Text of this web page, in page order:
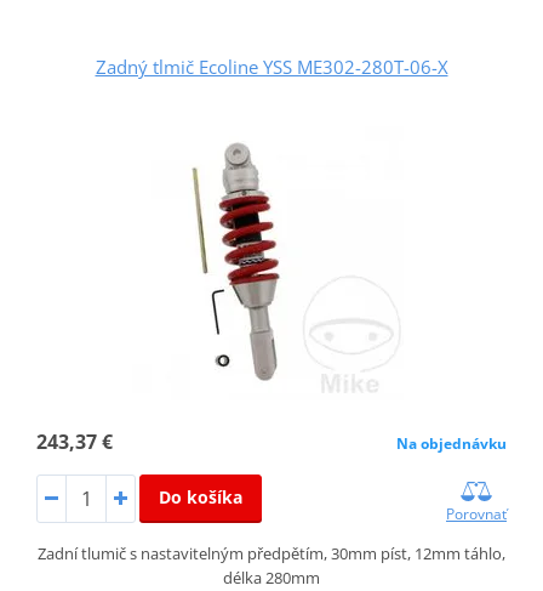
Zadný tlmič Ecoline YSS ME302-280T-06-X
243,37 € Na objednávku
Do košíka
Porovnať
Zadní tlumič s nastavitelným předpětím, 30mm píst, 12mm táhlo,
délka 280mm